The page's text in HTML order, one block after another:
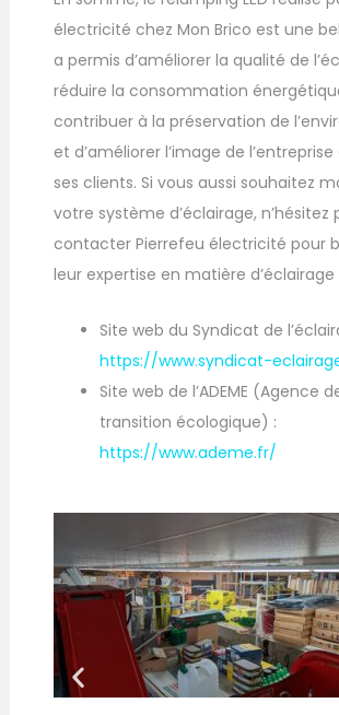
électricité chez Mon Brico est une
a permis d’améliorer la qualité de
réduire la consommation
contribuer à la préservation de
et d’améliorer l’image de
ses clients. Si vous aussi souhaitez
votre système d’éclairage, n’hésitez
contacter Pierrefeu électricité pour
leur expertise en matière d’éclairage
Site web du Syndicat de
https://www.syndicat-
Site web de l’ADEME (Agence
transition écologique) :
https://www.ademe.fr/